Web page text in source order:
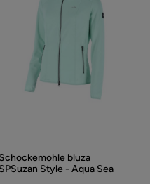
Schockemohle bluza
SPSuzan Style - Aqua Sea